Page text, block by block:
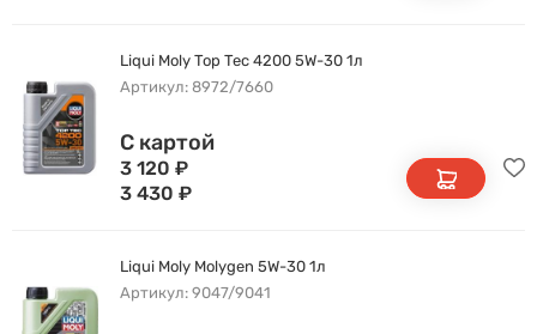
Liqui Moly Top Tec 4200 5W-30 1л
Артикул: 8972/7660
С картой
3 120 ₽
3 430 ₽
Liqui Moly Molygen 5W-30 1л
Артикул: 9047/9041